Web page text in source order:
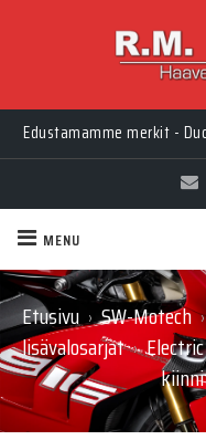
Edustamamme merkit -
MENU
Etusivu › SW-Motech ›
lisävalosarjat ›